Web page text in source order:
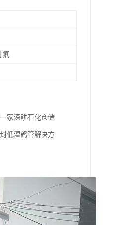
氟
家深耕石化仓储
低温鹤管解决方